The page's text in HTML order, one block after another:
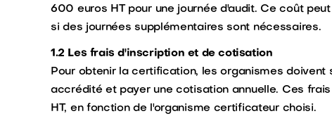
600 euros HT pour une journée d'audit. Ce coût
si des journées supplémentaires sont nécessaires.
1.2 Les frais d'inscription et de cotisation
Pour obtenir la certification, les organismes
accrédité et payer une cotisation annuelle. Ces
HT, en fonction de l'organisme certificateur choisi.